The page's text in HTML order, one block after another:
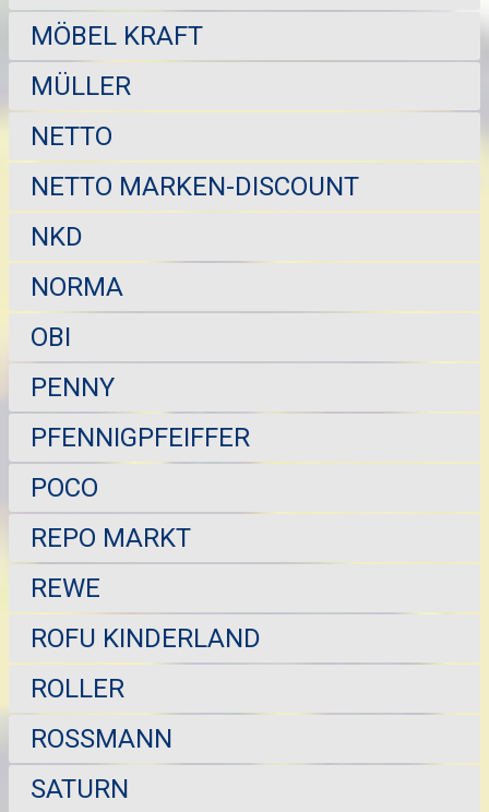
MÖBEL KRAFT
MÜLLER
NETTO
NETTO MARKEN-DISCOUNT
NKD
NORMA
OBI
PENNY
PFENNIGPFEIFFER
POCO
REPO MARKT
REWE
ROFU KINDERLAND
ROLLER
ROSSMANN
SATURN